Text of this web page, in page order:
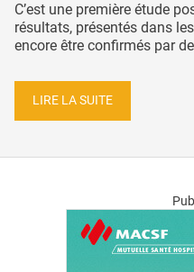
C’est une première étude
résultats, présentés dans
encore être confirmés par
LIRE LA SUITE